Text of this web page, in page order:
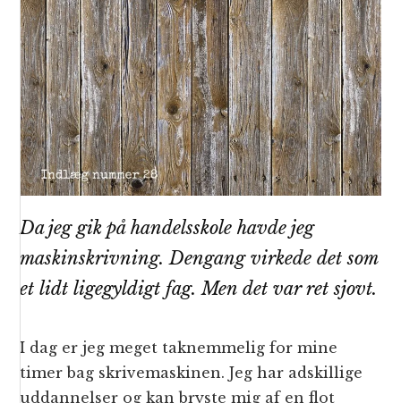
Da jeg gik på handelsskole havde jeg
maskinskrivning. Dengang virkede det som
et lidt ligegyldigt fag. Men det var ret sjovt.
I dag er jeg meget taknemmelig for mine
timer bag skrivemaskinen. Jeg har adskillige
uddannelser og kan bryste mig af en flot